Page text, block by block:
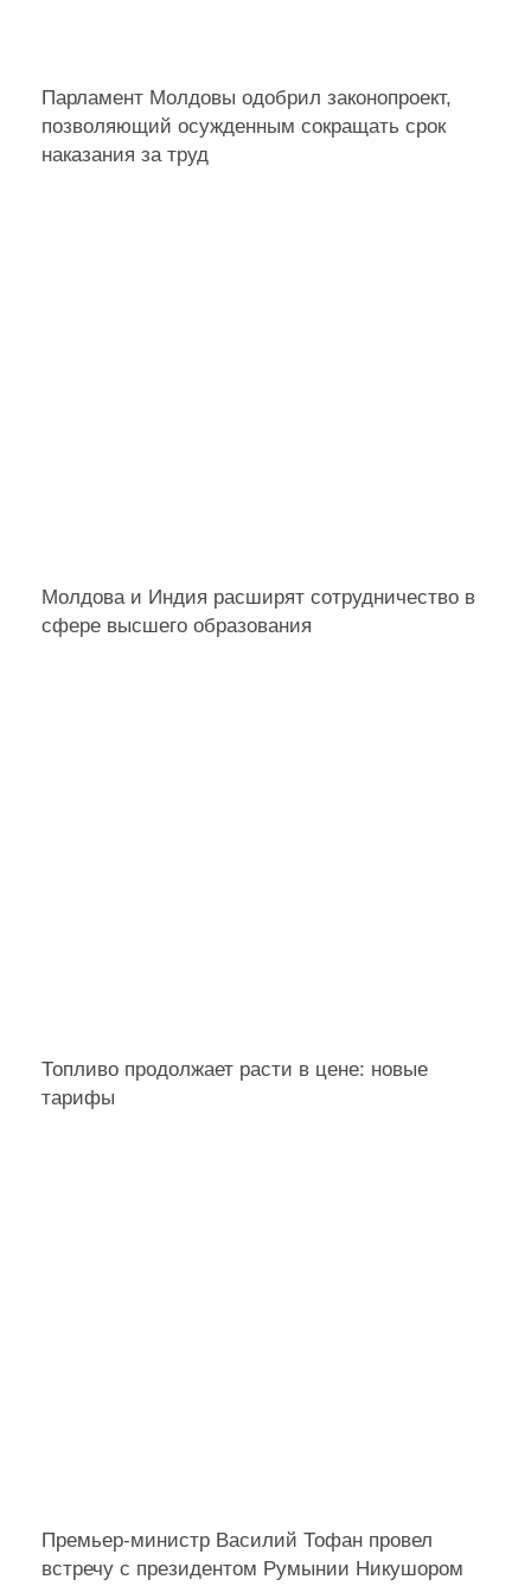
Парламент Молдовы одобрил законопроект,
позволяющий осужденным сокращать срок
наказания за труд
Молдова и Индия расширят сотрудничество в
сфере высшего образования
Топливо продолжает расти в цене: новые
тарифы
Премьер-министр Василий Тофан провел
встречу с президентом Румынии Никушором